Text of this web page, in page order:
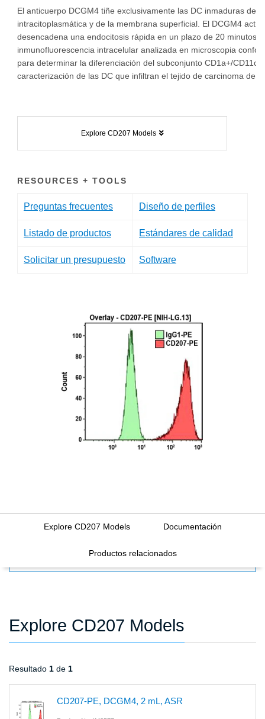
El anticuerpo DCGM4 tiñe exclusivamente las DC inmaduras del
intracitoplasmática y de la membrana superficial. El DCGM4
desencadena una endocitosis rápida en un plazo de 20 minutos
inmunofluorescencia intracelular analizada en microscopia
para determinar la diferenciación del subconjunto CD1a+/
caracterización de las DC que infiltran el tejido de carcinoma de
Explore CD207 Models
RESOURCES + TOOLS
Preguntas frecuentes Diseño de perfiles
Listado de productos Estándares de calidad
Solicitar un presupuesto Software
Explore CD207 Models Documentación
Productos relacionados
Explore CD207 Models
Resultado 1 de 1
CD207-PE, DCGM4, 2 mL, ASR